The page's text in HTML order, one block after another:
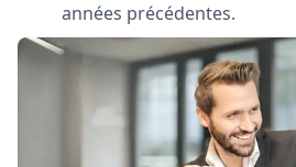
années précédentes.